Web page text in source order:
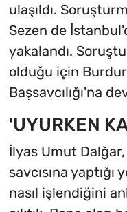
ulaşıldı.
Sezen de
yakalandı.
olduğu için
Başsavcılığı'na
'UYURKEN
İlyas Umut
savcısına
nasıl işlendiğini